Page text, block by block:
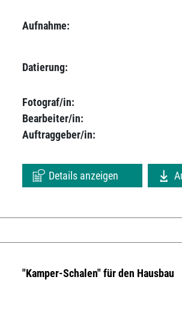
Aufnahme:
Datierung:
Fotograf/in:
Bearbeiter/in:
Auftraggeber/in:
Details anzeigen
"Kamper-Schalen" für den Hausbau